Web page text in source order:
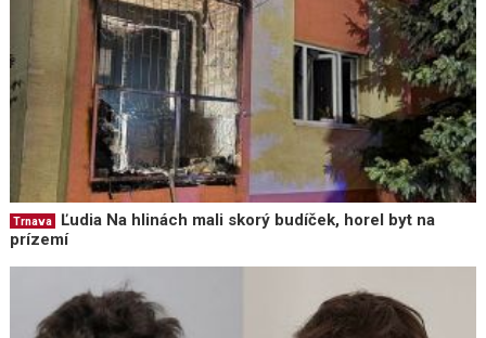
Trnava
Ľudia Na hlinách mali skorý budíček, horel byt na
prízemí